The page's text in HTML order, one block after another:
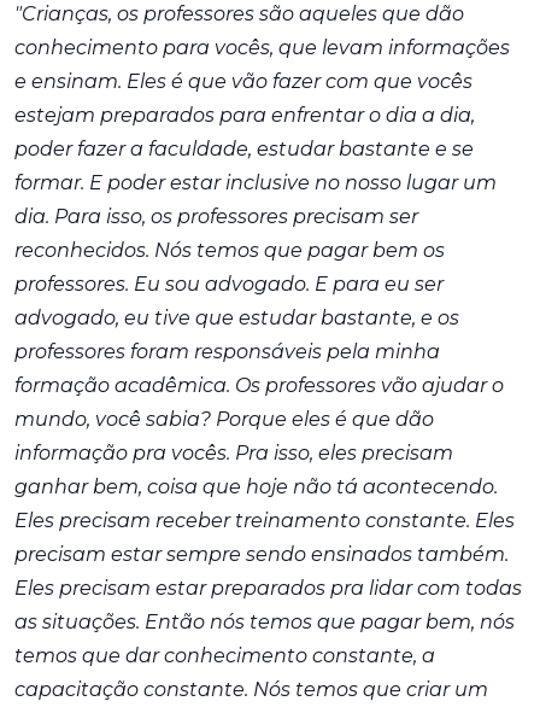
"Crianças, os professores são aqueles que dão
conhecimento para vocês, que levam informações
e ensinam. Eles é que vão fazer com que vocês
estejam preparados para enfrentar o dia a dia,
poder fazer a faculdade, estudar bastante e se
formar. E poder estar inclusive no nosso lugar um
dia. Para isso, os professores precisam ser
reconhecidos. Nós temos que pagar bem os
professores. Eu sou advogado. E para eu ser
advogado, eu tive que estudar bastante, e os
professores foram responsáveis pela minha
formação acadêmica. Os professores vão ajudar o
mundo, você sabia? Porque eles é que dão
informação pra vocês. Pra isso, eles precisam
ganhar bem, coisa que hoje não tá acontecendo.
Eles precisam receber treinamento constante. Eles
precisam estar sempre sendo ensinados também.
Eles precisam estar preparados pra lidar com todas
as situações. Então nós temos que pagar bem, nós
temos que dar conhecimento constante, a
capacitação constante. Nós temos que criar um